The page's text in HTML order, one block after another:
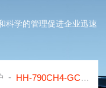
科学的管理促进企业迅速
- HH-790CH4-GCPE-Clarus 490色谱仪配套便携甲烷转化炉